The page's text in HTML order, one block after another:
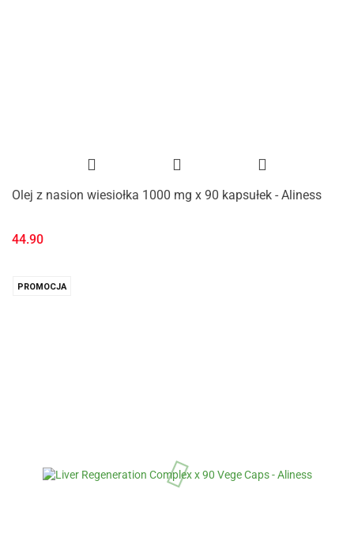
Olej z nasion wiesiołka 1000 mg x 90 kapsułek - Aliness
44.90
PROMOCJA